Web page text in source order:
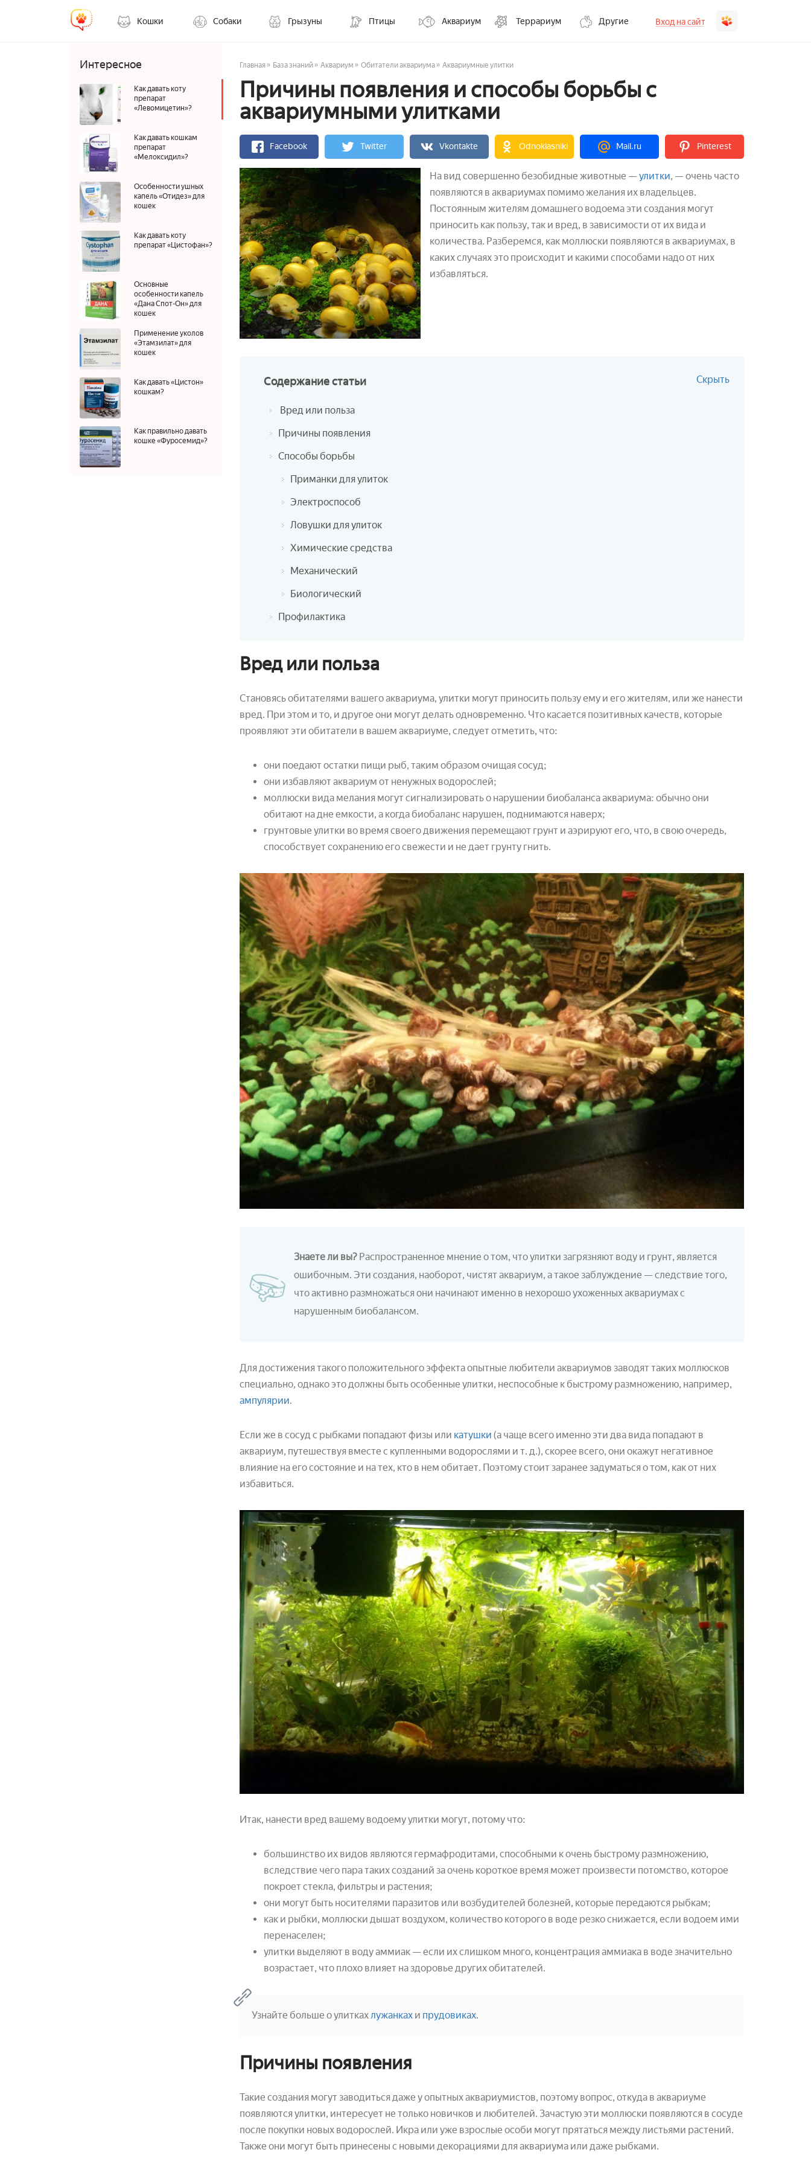
Кошки Собаки Грызуны Птицы Аквариум Террариум Другие Вход на сайт
Интересное
Как давать коту
препарат
«Левомицетин»?
Как давать кошкам
препарат
«Мелоксидил»?
Особенности ушных
капель «Отидез» для
кошек
Как давать коту
препарат «Цистофан»?
Основные
особенности капель
«Дана Спот-Он» для
кошек
Применение уколов
«Этамзилат» для
кошек
Как давать «Цистон»
кошкам?
Как правильно давать
кошке «Фуросемид»?
Главная » База знаний » Аквариум » Обитатели аквариума » Аквариумные улитки
Причины появления и способы борьбы с
аквариумными улитками
Facebook Twitter Vkontakte Odnoklasniki Mail.ru Pinterest
На вид совершенно безобидные животные —улитки, — очень часто
появляются в аквариумах помимо желания их владельцев.
Постоянным жителям домашнего водоема эти создания могут
приносить как пользу, так и вред, в зависимости от их вида и
количества. Разберемся, как моллюски появляются в аквариумах, в
каких случаях это происходит и какими способами надо от них
избавляться.
Содержаниестатьи Скрыть
Вред или польза
Причины появления
Способы борьбы
Приманки для улиток
Электроспособ
Ловушки для улиток
Химические средства
Механический
Биологический
Профилактика
Вред или польза
Становясь обитателями вашего аквариума, улитки могут приносить пользу ему и его жителям, или же нанести
вред. При этом и то, и другое они могут делать одновременно. Что касается позитивных качеств, которые
проявляют эти обитатели в вашем аквариуме, следует отметить, что:
они поедают остатки пищи рыб, таким образом очищая сосуд;
они избавляют аквариум от ненужных водорослей;
моллюски вида мелания могут сигнализировать о нарушении биобаланса аквариума: обычно они
обитают на дне емкости, а когда биобаланс нарушен, поднимаются наверх;
грунтовые улитки во время своего движения перемещают грунт и аэрируют его, что, в свою очередь,
способствует сохранению его свежести и не дает грунту гнить.
Знаете ли вы? Распространенное мнение о том, что улитки загрязняют воду и грунт, является
ошибочным. Эти создания, наоборот, чистят аквариум, а такое заблуждение — следствие того,
что активно размножаться они начинают именно в нехорошо ухоженных аквариумах с
нарушенным биобалансом.
Для достижения такого положительного эффекта опытные любители аквариумов заводят таких моллюсков
специально, однако это должны быть особенные улитки, неспособные к быстрому размножению, например,
ампулярии.
Если же в сосуд с рыбками попадают физы или катушки (а чаще всего именно эти два вида попадают в
аквариум, путешествуя вместе с купленными водорослями и т. д.), скорее всего, они окажут негативное
влияние на его состояние и на тех, кто в нем обитает. Поэтому стоит заранее задуматься о том, как от них
избавиться.
Итак, нанести вред вашему водоему улитки могут, потому что:
большинство их видов являются гермафродитами, способными к очень быстрому размножению,
вследствие чего пара таких созданий за очень короткое время может произвести потомство, которое
покроет стекла, фильтры и растения;
они могут быть носителями паразитов или возбудителей болезней, которые передаются рыбкам;
как и рыбки, моллюски дышат воздухом, количество которого в воде резко снижается, если водоем ими
перенаселен;
улитки выделяют в воду аммиак — если их слишком много, концентрация аммиака в воде значительно
возрастает, что плохо влияет на здоровье других обитателей.
Узнайте больше о улиткахлужанках и прудовиках.
Причины появления
Такие создания могут заводиться даже у опытных аквариумистов, поэтому вопрос, откуда в аквариуме
появляются улитки, интересует не только новичков и любителей. Зачастую эти моллюски появляются в сосуде
после покупки новых водорослей. Икра или уже взрослые особи могут прятаться между листьями растений.
Также они могут быть принесены с новыми декорациями для аквариума или даже рыбками.